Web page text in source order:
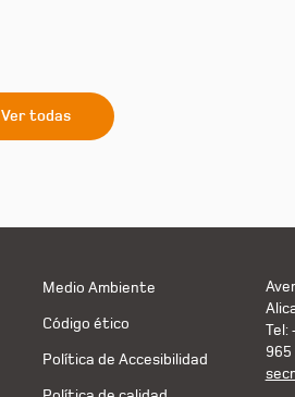
Ver todas
Medio Ambiente
Código ético
Política de Accesibilidad
Tel:
965